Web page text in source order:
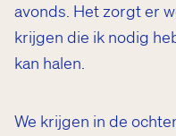
avonds. Het zorgt er
krijgen die ik nodig
kan halen.
We krijgen in de